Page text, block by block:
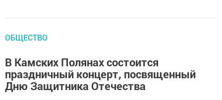
ОБЩЕСТВО
В Камских Полянах состоится
праздничный концерт, посвященный
Дню Защитника Отечества